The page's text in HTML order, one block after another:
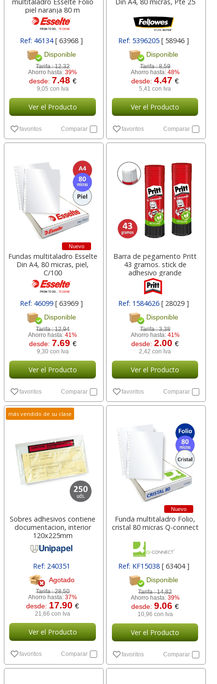
piel naranja 80 m
Ref: 46134[ 63968 ]
Disponible
Tarifa :12,32
Ahorro hasta:39%
desde: 7.48 €
9,05 con Iva
Ver el Producto
favoritos Comparar
Ref: 5396205[ 58946 ]
Disponible
Tarifa :8,59
Ahorro hasta: 48%
desde:4.47€
5,41 con Iva
Ver el Producto
favoritos Comparar
Nuevo
Fundas multitaladro Esselte
Din A4, 80 micras, piel,
C/100
Ref: 46099[ 63969 ]
Disponible
Tarifa :12,94
Ahorro hasta:41%
desde: 7.69 €
9,30 con Iva
Ver el Producto
favoritos Comparar
Barra de pegamento Pritt
43 gramos. stick de
adhesivo grande
Ref: 1584626[ 28029 ]
Disponible
Tarifa :3,38
Ahorro hasta: 41%
desde:2.00€
2,42 con Iva
Ver el Producto
favoritos Comparar
más vendido de su clase
Sobres adhesivos contiene
documentacion, interior
120x225mm
Ref: 240351
Agotado
Tarifa :28,50
Ahorro hasta:37%
desde: 17.90€
21,66 con Iva
Ver el Producto
favoritos Comparar
Nuevo
Funda multitaladro Folio,
cristal 80 micras Q-connect
Ref: KF15038 [ 63404 ]
Disponible
Tarifa :14,82
Ahorro hasta: 39%
desde:9.06€
10,96 con Iva
Ver el Producto
favoritos Comparar